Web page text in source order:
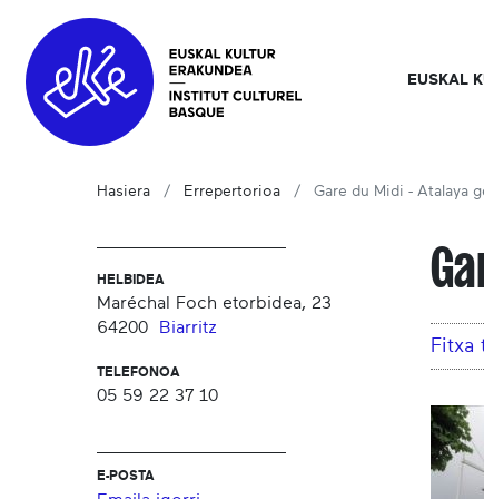
EUSKAL
Hasiera Errepertorioa Gare du Midi - Atalaya
HELBIDEA
Maréchal Foch etorbidea, 23
64200
Biarritz
TELEFONOA
05 59 22 37 10
E-POSTA
Fitxa